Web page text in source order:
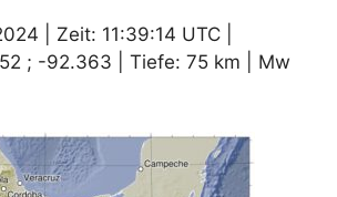
| Zeit: 11:39:14 UTC |
; -92.363 | Tiefe: 75 km | Mw